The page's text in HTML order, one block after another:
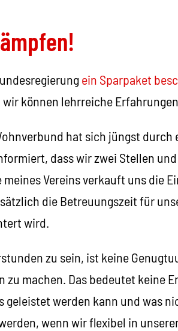
ein Sparpaket
können lehrreiche
hat sich jüngst durch
dass wir zwei Stellen
Vereins verkauft uns die
die Betreuungszeit für
wird.
zu sein, ist keine
machen. Das bedeutet keine
geleistet werden kann und was
wenn wir flexibel in